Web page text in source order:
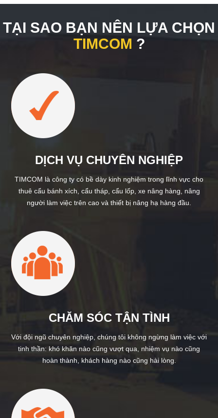
TẠI SAO BẠN NÊN LỰA CHỌN
TIMCOM ?
DỊCH VỤ CHUYÊN NGHIỆP
TIMCOM là công ty có bề dày kinh nghiệm trong lĩnh vực cho
thuê cẩu bánh xích, cẩu tháp, cẩu lốp, xe nâng hàng, nâng
người làm việc trên cao và thiết bị nâng hạ hàng đầu.
CHĂM SÓC TẬN TÌNH
Với đội ngũ chuyên nghiệp, chúng tôi không ngừng làm việc với
tinh thần: khó khăn nào cũng vượt qua, nhiệm vụ nào cũng
hoàn thành, khách hàng nào cũng hài lòng.